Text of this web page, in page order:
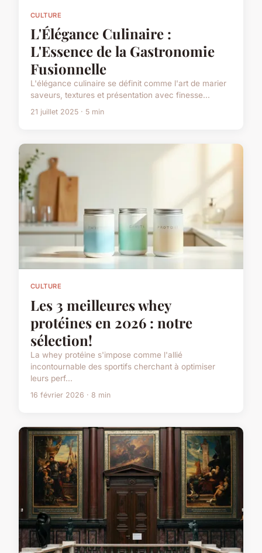
CULTURE
L'Élégance Culinaire :
L'Essence de la Gastronomie
Fusionnelle
L'élégance culinaire se définit comme l'art de marier
saveurs, textures et présentation avec finesse...
21 juillet 2025 · 5 min
CULTURE
Les 3 meilleures whey
protéines en 2026 : notre
sélection!
La whey protéine s'impose comme l'allié
incontournable des sportifs cherchant à optimiser
leurs perf...
16 février 2026 · 8 min